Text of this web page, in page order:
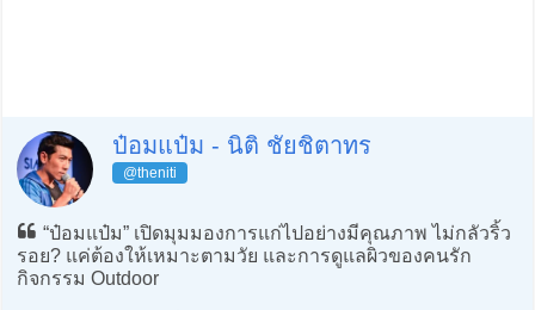
ป๋อมแป๋ม - นิติ ชัยชิตาทร
@theniti
“ป๋อมแป๋ม” เปิดมุมมองการแก่ไปอย่างมีคุณภาพ ไม่กลัวริ้ว
รอย? แค่ต้องให้เหมาะตามวัย และการดูแลผิวของคนรัก
กิจกรรม Outdoor